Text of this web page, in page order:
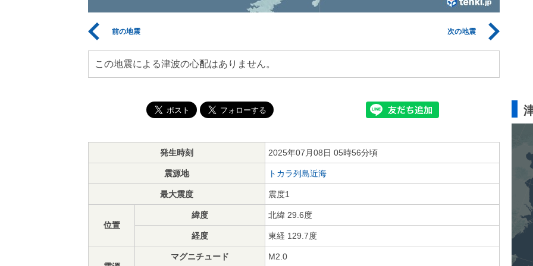
前の地震 次の地震
この地震による津波の心配はありません。
発生時刻 2025年07月08日 05時56分頃
震源地 トカラ列島近海
最大震度 震度1
位置
緯度 北緯 29.6度
経度 東経 129.7度
マグニチュード M2.0